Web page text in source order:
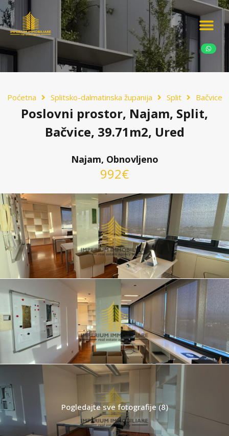
Poćetna Splitsko-dalmatinska županija Split Bačvice
Poslovni prostor, Najam, Split,
Bačvice, 39.71m2, Ured
Najam, Obnovljeno
992€
Pogledajte sve fotografije (8)